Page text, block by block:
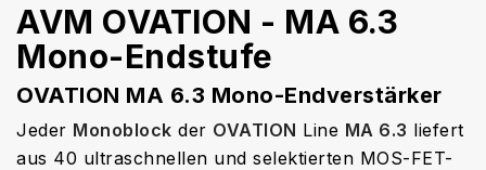
AVM OVATION - MA 6.3
Mono-Endstufe
OVATION MA 6.3 Mono-Endverstärker
Jeder Monoblock der OVATION Line MA 6.3 liefert
aus 40 ultraschnellen und selektierten MOS-FET-